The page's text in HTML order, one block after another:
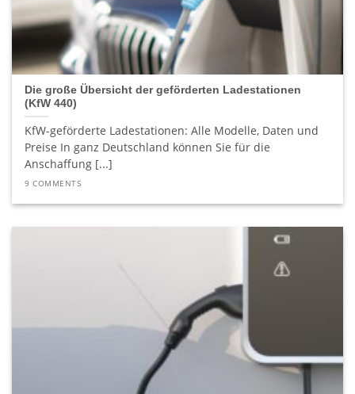
Die große Übersicht der geförderten Ladestationen
(KfW 440)
KfW-geförderte Ladestationen: Alle Modelle, Daten und
Preise In ganz Deutschland können Sie für die
Anschaffung [...]
9 COMMENTS